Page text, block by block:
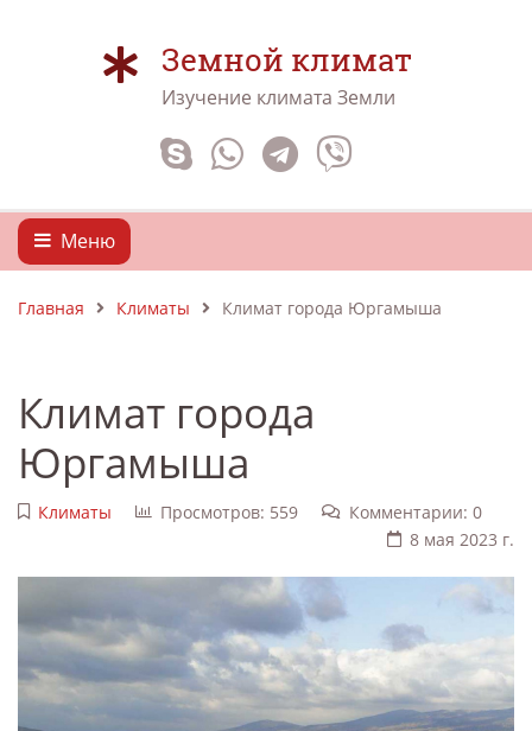
Земной климат
Изучение климата Земли
Меню
Главная Климаты Климат города Юргамыша
Климат города
Юргамыша
Климаты Просмотров: 559
Комментарии: 0
8 мая 2023 г.